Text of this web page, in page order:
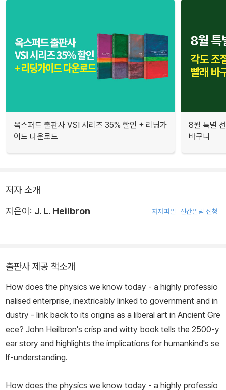
옥스퍼드 출판사 VSI 시리즈 35% 할인 + 리딩가
이드 다운로드
8월 특별
바구니
저자 소개
지은이: J. L. Heilbron 저자파일 신간알림 신청
출판사 제공 책소개
How does the physics we know today - a highly professio
nalised enterprise, inextricably linked to government and in
dustry - link back to its origins as a liberal art in Ancient Gre
ece? John Heilbron's crisp and witty book tells the 2500-y
ear story and highlights the implications for humankind's se
lf-understanding.
How does the physics we know today - a highly professio